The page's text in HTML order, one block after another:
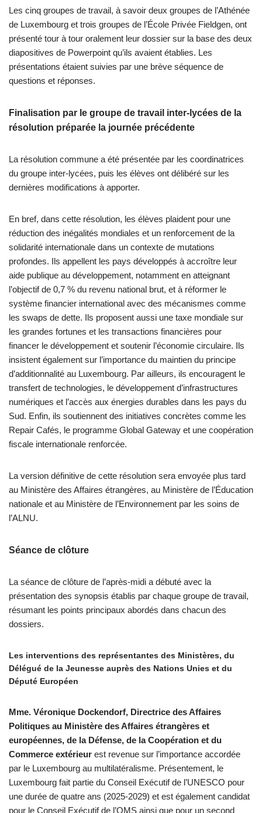
Les cinq groupes de travail, à savoir deux groupes de l’Athénée
de Luxembourg et trois groupes de l’École Privée Fieldgen, ont
présenté tour à tour oralement leur dossier sur la base des deux
diapositives de Powerpoint qu’ils avaient établies. Les
présentations étaient suivies par une brève séquence de
questions et réponses.
Finalisation par le groupe de travail inter-lycées de la
résolution préparée la journée précédente
La résolution commune a été présentée par les coordinatrices
du groupe inter-lycées, puis les élèves ont délibéré sur les
dernières modifications à apporter.
En bref, dans cette résolution, les élèves plaident pour une
réduction des inégalités mondiales et un renforcement de la
solidarité internationale dans un contexte de mutations
profondes. Ils appellent les pays développés à accroître leur
aide publique au développement, notamment en atteignant
l’objectif de 0,7 % du revenu national brut, et à réformer le
système financier international avec des mécanismes comme
les swaps de dette. Ils proposent aussi une taxe mondiale sur
les grandes fortunes et les transactions financières pour
financer le développement et soutenir l’économie circulaire. Ils
insistent également sur l’importance du maintien du principe
d’additionnalité au Luxembourg. Par ailleurs, ils encouragent le
transfert de technologies, le développement d’infrastructures
numériques et l’accès aux énergies durables dans les pays du
Sud. Enfin, ils soutiennent des initiatives concrètes comme les
Repair Cafés, le programme Global Gateway et une coopération
fiscale internationale renforcée.
La version définitive de cette résolution sera envoyée plus tard
au Ministère des Affaires étrangères, au Ministère de l’Éducation
nationale et au Ministère de l’Environnement par les soins de
l’ALNU.
Séance de clôture
La séance de clôture de l’après-midi a débuté avec la
présentation des synopsis établis par chaque groupe de travail,
résumant les points principaux abordés dans chacun des
dossiers.
Les interventions des représentantes des Ministères, du
Délégué de la Jeunesse auprès des Nations Unies et du
Député Européen
Mme. Véronique Dockendorf, Directrice des Affaires
Politiques au Ministère des Affaires étrangères et
européennes, de la Défense, de la Coopération et du
Commerce extérieur est revenue sur l’importance accordée
par le Luxembourg au multilatéralisme. Présentement, le
Luxembourg fait partie du Conseil Exécutif de l’UNESCO pour
une durée de quatre ans (2025-2029) et est également candidat
pour le Conseil Exécutif de l’OMS ainsi que pour un second